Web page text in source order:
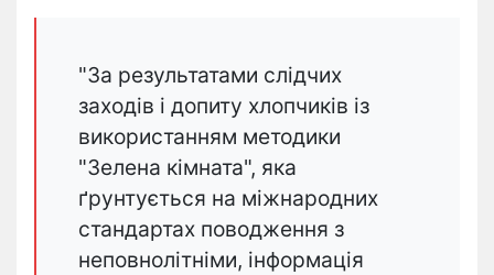
"За результатами слідчих
заходів і допиту хлопчиків із
використанням методики
"Зелена кімната", яка
ґрунтується на міжнародних
стандартах поводження з
неповнолітніми, інформація